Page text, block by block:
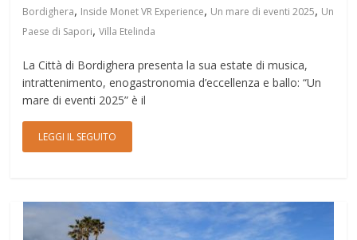
Bordighera, Inside Monet VR Experience, Un mare di eventi 2025, Un
Paese di Sapori,Villa Etelinda
La Città di Bordighera presenta la sua estate di musica,
intrattenimento, enogastronomia d’eccellenza e ballo: “Un
mare di eventi 2025” è il
LEGGI IL SEGUITO